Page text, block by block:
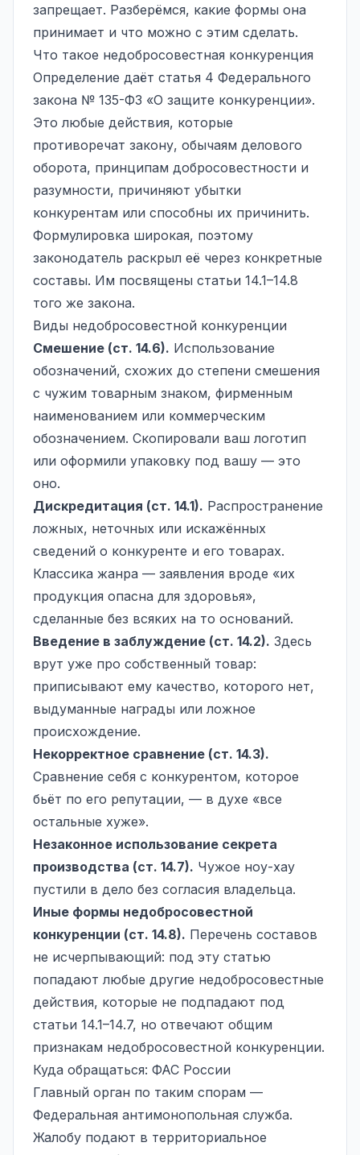
запрещает. Разберёмся, какие формы она
принимает и что можно с этим сделать.
Что такое недобросовестная конкуренция
Определение даёт статья 4 Федерального
закона № 135-ФЗ «О защите конкуренции».
Это любые действия, которые
противоречат закону, обычаям делового
оборота, принципам добросовестности и
разумности, причиняют убытки
конкурентам или способны их причинить.
Формулировка широкая, поэтому
законодатель раскрыл её через конкретные
составы. Им посвящены статьи 14.1–14.8
того же закона.
Виды недобросовестной конкуренции
Смешение (ст. 14.6). Использование
обозначений, схожих до степени смешения
с чужим товарным знаком, фирменным
наименованием или коммерческим
обозначением. Скопировали ваш логотип
или оформили упаковку под вашу — это
оно.
Дискредитация (ст. 14.1). Распространение
ложных, неточных или искажённых
сведений о конкуренте и его товарах.
Классика жанра — заявления вроде «их
продукция опасна для здоровья»,
сделанные без всяких на то оснований.
Введение в заблуждение (ст. 14.2). Здесь
врут уже про собственный товар:
приписывают ему качество, которого нет,
выдуманные награды или ложное
происхождение.
Некорректное сравнение (ст. 14.3).
Сравнение себя с конкурентом, которое
бьёт по его репутации, — в духе «все
остальные хуже».
Незаконное использование секрета
производства (ст. 14.7). Чужое ноу-хау
пустили в дело без согласия владельца.
Иные формы недобросовестной
конкуренции (ст. 14.8). Перечень составов
не исчерпывающий: под эту статью
попадают любые другие недобросовестные
действия, которые не подпадают под
статьи 14.1–14.7, но отвечают общим
признакам недобросовестной конкуренции.
Куда обращаться: ФАС России
Главный орган по таким спорам —
Федеральная антимонопольная служба.
Жалобу подают в территориальное